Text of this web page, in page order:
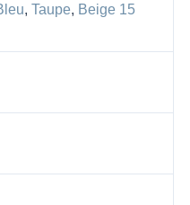
, Taupe, Beige 15